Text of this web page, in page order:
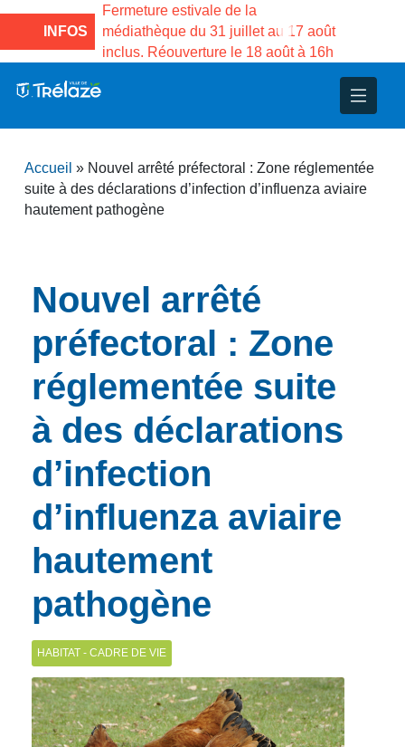
INFOS
Maison des
Gama du
Fermeture estivale de la
médiathèque du 31 juillet au 17 août
inclus. Réouverture le 18 août à 16h
Services
3 au 21
et d’animations
Projets
– Jumelage
Accueil » Nouvel arrêté préfectoral : Zone réglementée
suite à des déclarations d’infection d’influenza aviaire
hautement pathogène
Nouvel arrêté
préfectoral : Zone
réglementée suite
à des déclarations
d’infection
d’influenza aviaire
hautement
pathogène
HABITAT - CADRE DE VIE